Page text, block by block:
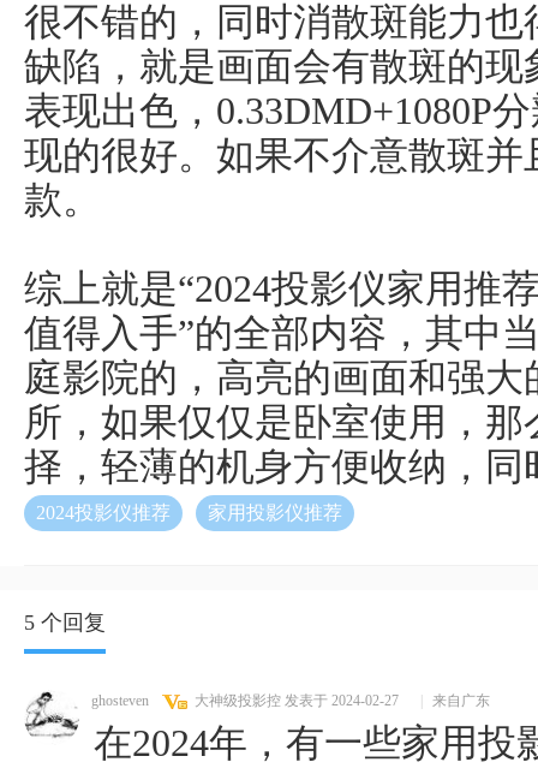
很不错的，同时消散斑能力
缺陷，就是画面会有散斑的
表现出色，0.33DMD+1080P
现的很好。如果不介意散斑
款。
综上就是“2024投影仪家用推
值得入手”的全部内容，其中
庭影院的，高亮的画面和强
所，如果仅仅是卧室使用，
择，轻薄的机身方便收纳，
2024投影仪推荐 家用投影仪推荐
5 个回复
ghosteven 大神级投影控 发表于 2024-02-27 来自广东
在2024年，有一些家用投